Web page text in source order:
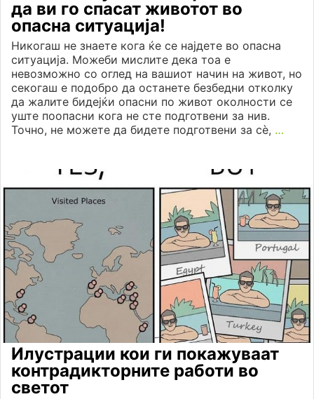
да ви го спасат животот во
опасна ситуација!
Никогаш не знаете кога ќе се најдете во опасна
ситуација. Можеби мислите дека тоа е
невозможно со оглед на вашиот начин на живот, но
секогаш е подобро да останете безбедни отколку
да жалите бидејќи опасни по живот околности се
уште поопасни кога не сте подготвени за нив.
Точно, не можете да бидете подготвени за сè, …
Илустрации кои ги покажуваат
контрадикторните работи во
светот